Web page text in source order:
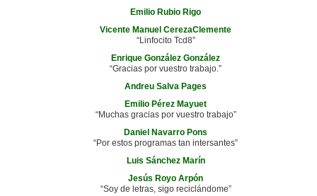
Emilio Rubio Rigo
Vicente Manuel CerezaClemente
“Linfocito Tcd8”
Enrique González González
“Gracias por vuestro trabajo.”
Andreu Salva Pages
Emilio Pérez Mayuet
“Muchas gracias por vuestro trabajo”
Daniel Navarro Pons
“Por estos programas tan intersantes”
Luis Sánchez Marín
Jesús Royo Arpón
“Soy de letras, sigo reciclándome”